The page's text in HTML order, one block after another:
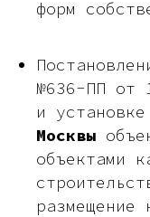
форм
№636-ПП от
и установке
Москвы
объектами
размещение